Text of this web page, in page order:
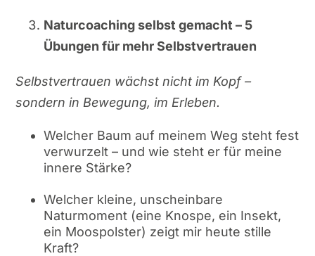
Naturcoaching selbst gemacht – 5
Übungen für mehr Selbstvertrauen
Selbstvertrauen wächst nicht im Kopf –
sondern in Bewegung, im Erleben.
Welcher Baum auf meinem Weg steht fest
verwurzelt – und wie steht er für meine
innere Stärke?
Welcher kleine, unscheinbare
Naturmoment (eine Knospe, ein Insekt,
ein Moospolster) zeigt mir heute stille
Kraft?